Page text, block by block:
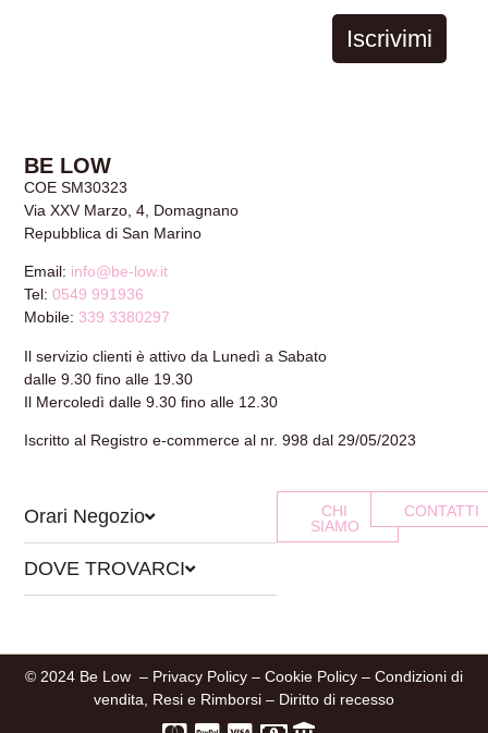
Iscrivimi
BE LOW
COE SM30323
Via XXV Marzo, 4, Domagnano
Repubblica di San Marino
Email: info@be-low.it
Tel:0549 991936
Mobile: 339 3380297
Il servizio clienti è attivo da Lunedì a Sabato
dalle 9.30 fino alle 19.30
Il Mercoledì dalle 9.30 fino alle 12.30
Iscritto al Registro e-commerce al nr. 998 dal 29/05/2023
Orari Negozio
DOVE TROVARCI
CHI
SIAMO
CONTATTI
© 2024 Be Low – Privacy Policy – Cookie Policy – Condizioni di
vendita, Resi e Rimborsi – Diritto di recesso